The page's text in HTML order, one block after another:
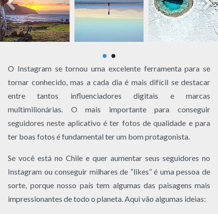
O Instagram se tornou uma excelente ferramenta para se
tornar conhecido, mas a cada dia é mais difícil se destacar
entre tantos influenciadores digitais e marcas
multimilionárias. O mais importante para conseguir
seguidores neste aplicativo é ter fotos de qualidade e para
ter boas fotos é fundamental ter um bom protagonista.
Se você está no Chile e quer aumentar seus seguidores no
Instagram ou conseguir milhares de “likes” é uma pessoa de
sorte, porque nosso país tem algumas das paisagens mais
impressionantes de todo o planeta. Aqui vão algumas ideias: